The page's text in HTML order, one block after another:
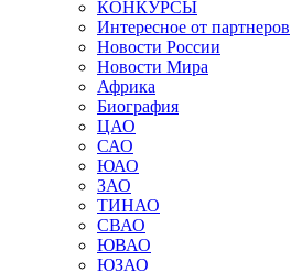
КОНКУРСЫ
Интересное от партнеров
Новости России
Новости Мира
Африка
Биография
ЦАО
САО
ЮАО
ЗАО
ТИНАО
СВАО
ЮВАО
ЮЗАО